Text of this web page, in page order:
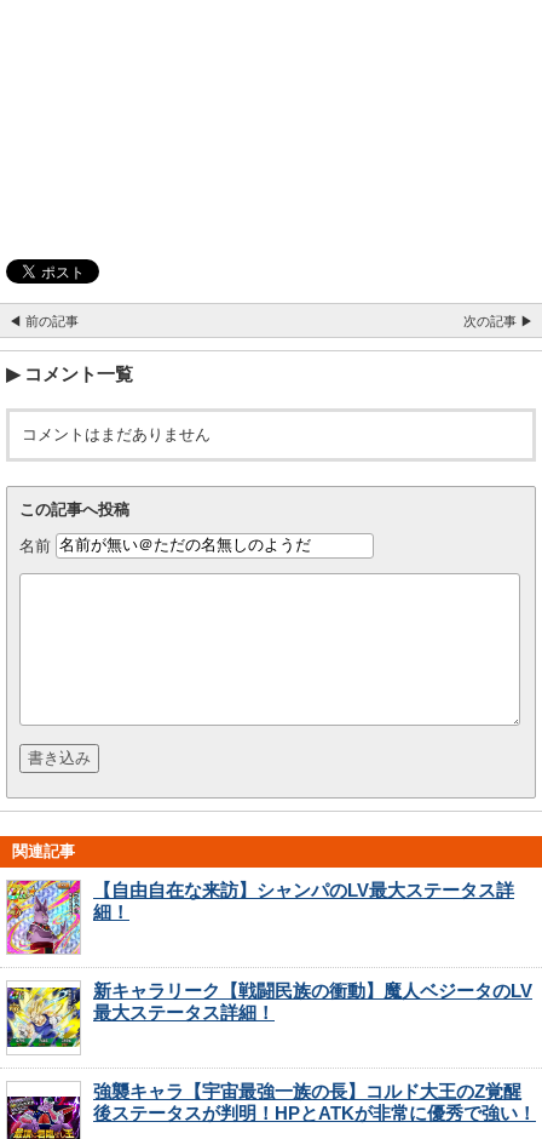
◀ 前の記事 次の記事 ▶
コメント一覧
コメントはまだありません
この記事へ投稿
名前
関連記事
【自由自在な来訪】シャンパのLV最大ステータス詳
細！
新キャラリーク【戦闘民族の衝動】魔人ベジータのLV
最大ステータス詳細！
強襲キャラ【宇宙最強一族の長】コルド大王のZ覚醒
後ステータスが判明！HPとATKが非常に優秀で強い！